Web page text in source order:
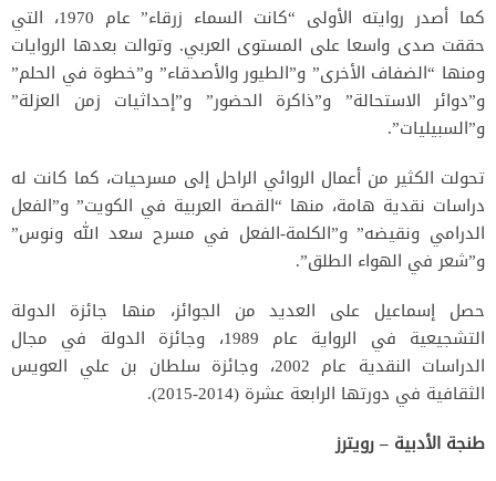
كما أصدر روايته الأولى “كانت السماء زرقاء” عام 1970، التي
حققت صدى واسعا على المستوى العربي. وتوالت بعدها الروايات
ومنها “الضفاف الأخرى” و”الطيور والأصدقاء” و”خطوة في الحلم”
و”دوائر الاستحالة” و”ذاكرة الحضور” و”إحداثيات زمن العزلة”
و”السبيليات”.
تحولت الكثير من أعمال الروائي الراحل إلى مسرحيات، كما كانت له
دراسات نقدية هامة، منها “القصة العربية في الكويت” و”الفعل
الدرامي ونقيضه” و”الكلمة-الفعل في مسرح سعد الله ونوس”
و”شعر في الهواء الطلق”.
حصل إسماعيل على العديد من الجوائز، منها جائزة الدولة
التشجيعية في الرواية عام 1989، وجائزة الدولة في مجال
الدراسات النقدية عام 2002، وجائزة سلطان بن علي العويس
الثقافية في دورتها الرابعة عشرة (2014-2015).
طنجة الأدبية – رويترز